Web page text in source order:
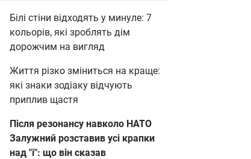
Білі стіни відходять у минуле: 7
кольорів, які зроблять дім
дорожчим на вигляд
Життя різко зміниться на краще:
які знаки зодіаку відчують
приплив щастя
Після резонансу навколо НАТО
Залужний розставив усі крапки
над "і": що він сказав